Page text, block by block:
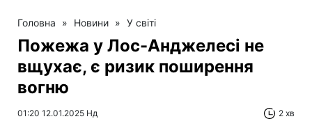
Головна » Новини » У світі
Пожежа у Лос-Анджелесі не
вщухає, є ризик поширення
вогню
01:20 12.01.2025 Нд 2 хв